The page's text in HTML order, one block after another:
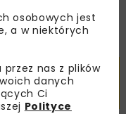
PRZECZYTASZ Z
SUBSKRYPCJĄ
osobowych jest
a w niektórych
nas z plików
danych
Ci
Polityce